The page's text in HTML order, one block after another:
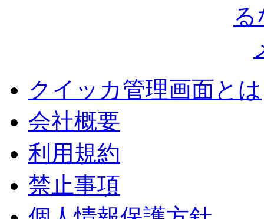
クイッカ管理画面とは
会社概要
利用規約
禁止事項